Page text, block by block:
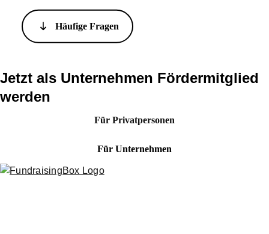
Häufige Fragen
Jetzt als Unternehmen Fördermitglied
werden
Für Privatpersonen
Für Unternehmen